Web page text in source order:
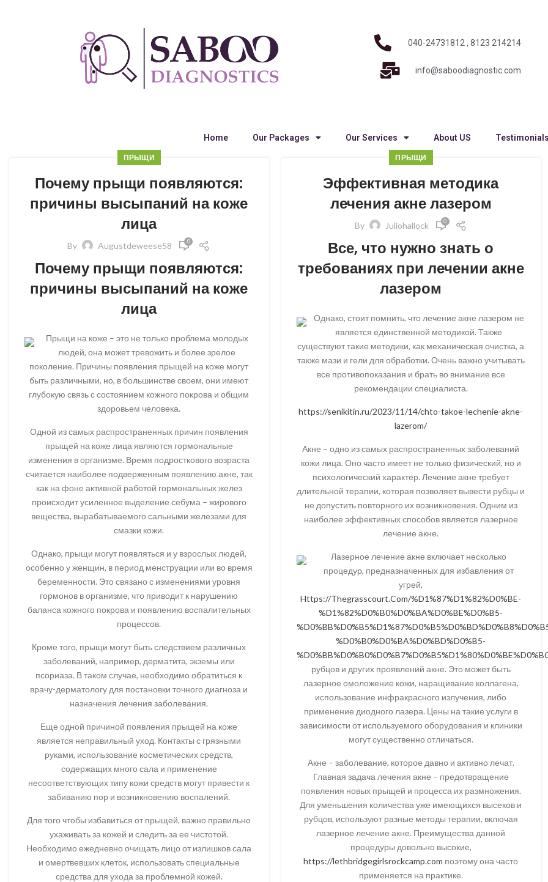
040-24731812 , 8123 214214
info@saboodiagnostic.com
Home Our Packages Our Services About US
ПРЫЩИ
Почему прыщи появляются:
причины высыпаний на коже
лица
By Augustdeweese58 0
Почему прыщи появляются:
причины высыпаний на коже
лица
Прыщи на коже – это не только проблема молодых
людей, она может тревожить и более зрелое
поколение. Причины появления прыщей на коже могут
быть различными, но, в большинстве своем, они имеют
глубокую связь с состоянием кожного покрова и общим
здоровьем человека.
Одной из самых распространенных причин появления
прыщей на коже лица являются гормональные
изменения в организме. Время подросткового возраста
считается наиболее подверженным появлению акне, так
как на фоне активной работой гормональных желез
происходит усиленное выделение себума – жирового
вещества, вырабатываемого сальными железами для
смазки кожи.
Однако, прыщи могут появляться и у взрослых людей,
особенно у женщин, в период менструации или во время
беременности. Это связано с изменениями уровня
гормонов в организме, что приводит к нарушению
баланса кожного покрова и появлению воспалительных
процессов.
Кроме того, прыщи могут быть следствием различных
заболеваний, например, дерматита, экземы или
псориаза. В таком случае, необходимо обратиться к
врачу-дерматологу для постановки точного диагноза и
назначения лечения заболевания.
Еще одной причиной появления прыщей на коже
является неправильный уход. Контакты с грязными
руками, использование косметических средств,
содержащих много сала и применение
несоответствующих типу кожи средств могут привести к
забиванию пор и возникновению воспалений.
Для того чтобы избавиться от прыщей, важно правильно
ухаживать за кожей и следить за ее чистотой.
Необходимо ежедневно очищать лицо от излишков сала
и омертвевших клеток, использовать специальные
средства для ухода за проблемной кожей.
ПРЫЩИ
Эффективная методика
лечения акне лазером
By Juliohallock 0
Все, что нужно знать о
требованиях при лечении акне
лазером
Однако, стоит помнить, что лечение акне лазером не
является единственной методикой. Также
существуют такие методики, как механическая очистка, а
также мази и гели для обработки. Очень важно учитывать
все противопоказания и брать во внимание все
рекомендации специалиста.
https://senikitin.ru/2023/11/14/chto-takoe-lechenie-akne-
lazerom/
Акне – одно из самых распространенных заболеваний
кожи лица. Оно часто имеет не только физический, но и
психологический характер. Лечение акне требует
длительной терапии, которая позволяет вывести рубцы и
не допустить повторного их возникновения. Одним из
наиболее эффективных способов является лазерное
лечение акне.
Лазерное лечение акне включает несколько
процедур, предназначенных для избавления от
угрей,
Https://Thegrasscourt.Com/%D1%87%D1%82%D0%BE-
%D1%82%D0%B0%D0%BA%D0%BE%D0%B5-
%D0%B0%D0%BA%D0%BD%D0%B5-
рубцов и других проявлений акне. Это может быть
лазерное омоложение кожи, наращивание коллагена,
использование инфракрасного излучения, либо
применение диодного лазера. Цены на такие услуги в
зависимости от используемого оборудования и клиники
могут существенно отличаться.
Акне – заболевание, которое давно и активно лечат.
Главная задача лечения акне – предотвращение
появления новых прыщей и процесса их размножения.
Для уменьшения количества уже имеющихся высеков и
рубцов, используют разные методы терапии, включая
лазерное лечение акне. Преимущества данной
процедуры довольно высокие,
https://lethbridgegirlsrockcamp.com поэтому она часто
применяется на практике.